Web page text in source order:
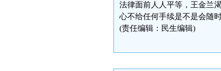
法律面前人人平等，王金兰
心不给任何手续是不是会随
(责任编辑：民生编辑)